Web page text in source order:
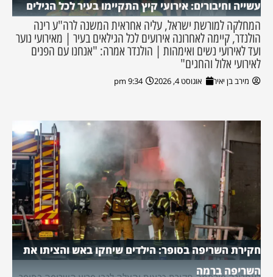
עשייה וחיבורים: אירועי קיץ התקיימו בעיר לכל הגילים
המחלקה למורשת ישראל, עליה אחראית המשנה לרה"ע רינה
הולנדר, קיימה לאחרונה אירועים לכל הגילאים בעיר | מאירועי נוער
ועד לאירועי נשים ואימהות | הולנדר אמרה: "אנחנו עם הפנים
לאירועי אלול והחגים"
מירב בן יאיר אוגוסט 4, 2026 9:34 pm
חקירת השריפה בסופר: הילדים שיחקו באש והציתו את
השריפה ברמה